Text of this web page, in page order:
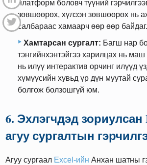
платформ боловч түүний
зөвшөөрөх, хүлээн зөвшөөрөх нь
салбараас хамаарч өөр өөр байдаг.
Хамтарсан сургалт: Багш нар
тэнгийнхэнтэйгээ харилцах нь маш
нь илүү интерактив орчинг илүүд
хүмүүсийн хувьд үр дүн муутай
болгож болзошгүй юм.
6. Эхлэгчдэд зориулсан
агуу сургалтын
Агуу сургаал Excel-ийн Анхан шатны